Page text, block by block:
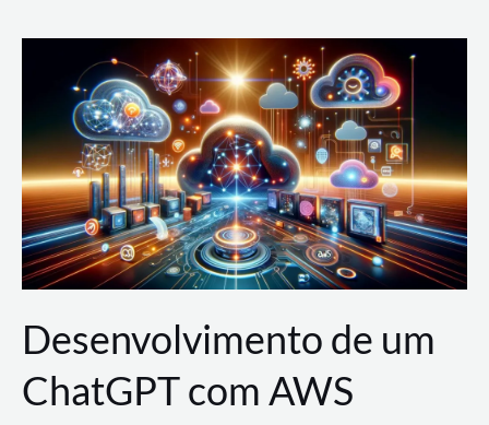
Nuvem:
Google
Cloud,
AWS
e
Azure
Desenvolvimento de um
ChatGPT com AWS